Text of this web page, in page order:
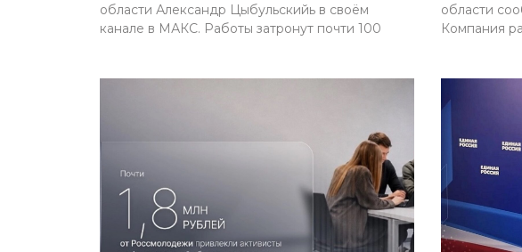
области Александр Цыбульскийь в своём
канале в МАКС. Работы затронут почти 100
области
Компания